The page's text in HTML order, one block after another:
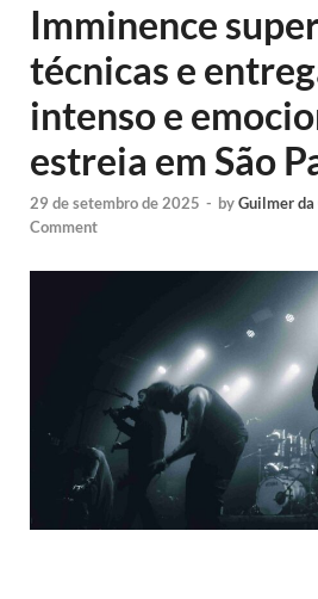
Imminence
técnicas e
intenso e
estreia em São
29 de setembro de 2025 - byGuilmer da
Comment